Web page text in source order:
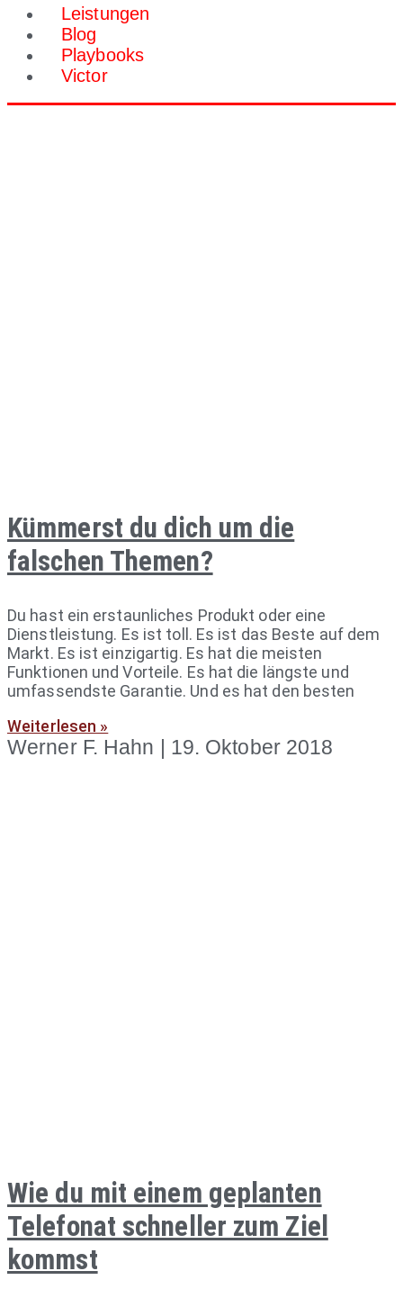
Leistungen
Blog
Playbooks
Victor
Kümmerst du dich um die
falschen Themen?
Du hast ein erstaunliches Produkt oder eine
Dienstleistung. Es ist toll. Es ist das Beste auf dem
Markt. Es ist einzigartig. Es hat die meisten
Funktionen und Vorteile. Es hat die längste und
umfassendste Garantie. Und es hat den besten
Weiterlesen »
Werner F. Hahn 19. Oktober 2018
Wie du mit einem geplanten
Telefonat schneller zum Ziel
kommst